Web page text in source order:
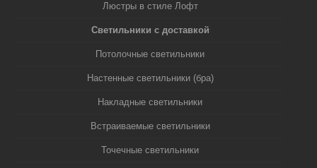
Люстры в стиле Лофт
Светильники с доставкой
Потолочные светильники
Настенные светильники (бра)
Накладные светильники
Встраиваемые светильники
Точечные светильники